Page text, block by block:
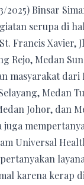
2025) Binsar
serupa di
Francis Xavier,
Rejo, Medan
masyarakat dari
Medan
Johor, dan
juga
Universal
karena kerap